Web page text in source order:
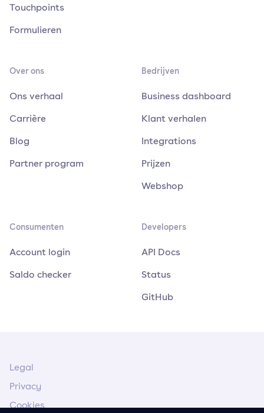
Touchpoints
Formulieren
Over ons
Ons verhaal
Carrière
Blog
Partner program
Bedrijven
Business dashboard
Klant verhalen
Integrations
Prijzen
Webshop
Consumenten
Account login
Saldo checker
Developers
API Docs
Status
GitHub
Legal
Privacy
Cookies